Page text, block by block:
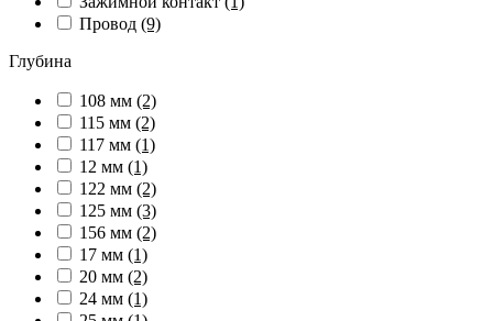
Провод (9)
Глубина
108 мм (2)
115 мм (2)
117 мм (1)
12 мм (1)
122 мм (2)
125 мм (3)
156 мм (2)
17 мм (1)
20 мм (2)
24 мм (1)